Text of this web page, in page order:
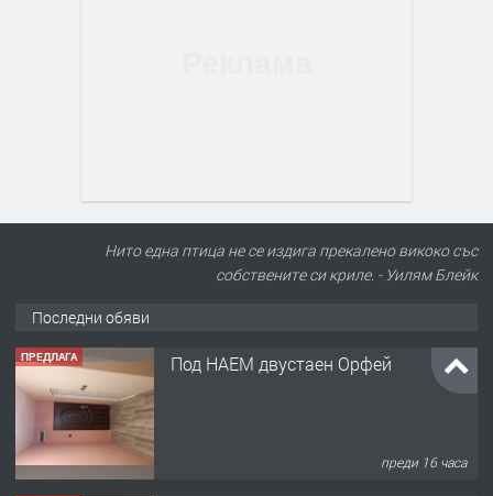
Нито една птица не се издига прекалено викоко със
собствените си криле. - Уилям Блейк
Последни обяви
ПРЕДЛАГА
Нов апартамент на ул. Липа до
преди 16 часа